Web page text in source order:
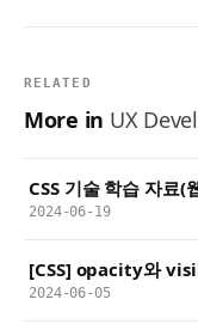
RELATED
More in UX
CSS 기술 학습 자료(
2024-06-19
[CSS] opacity와
2024-06-05